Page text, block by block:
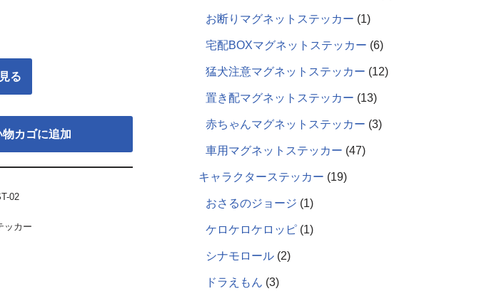
る
物カゴに追加
02
ッカー
お断りマグネットステッカー 1
宅配BOXマグネットステッカー 6
猛犬注意マグネットステッカー 12
置き配マグネットステッカー 13
赤ちゃんマグネットステッカー 3
車用マグネットステッカー 47
キャラクターステッカー 19
おさるのジョージ 1
ケロケロケロッピ 1
シナモロール 2
ドラえもん 3